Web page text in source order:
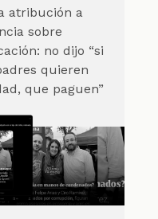
atribución a
sobre
no dijo “si
quieren
que paguen”